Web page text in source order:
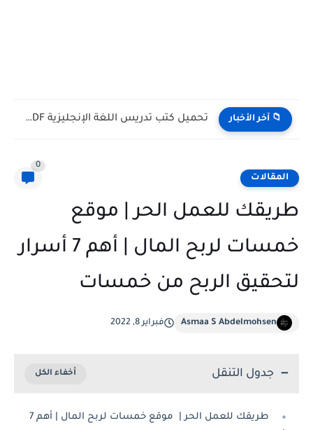
📁 آخر الأخبار تحميل كتب تدريس اللغة الإنجليزية PDF مجانا | TESOL وTEFL
المقالات
0
طريقك للعمل الحر | موقع
خمسات لربح المال | أهم 7 أسرار
لتحقيق الربح من خمسات
Asmaa S Abdelmohsen فبراير 8, 2022
جدول التنقل
طريقك للعمل الحر | موقع خمسات لربح المال | أهم 7